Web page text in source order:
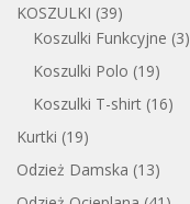
KOSZULKI (39)
Koszulki Funkcyjne (3)
Koszulki Polo (19)
Koszulki T-shirt (16)
Kurtki (19)
Odzież Damska (13)